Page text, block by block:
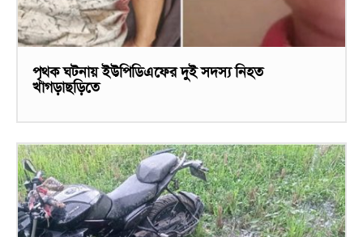
পৃথক ঘটনায় ইউপিডিএফের দুই সদস্য নিহত
খাগড়াছড়িতে